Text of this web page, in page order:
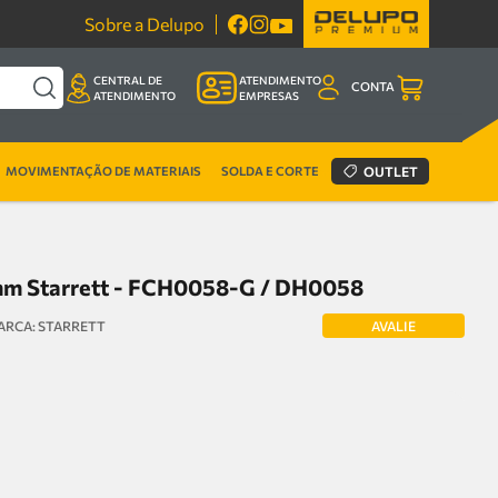
Sobre a Delupo
CENTRAL DE
ATENDIMENTO
ATENDIMENTO
EMPRESAS
CONTA
MOVIMENTAÇÃO DE MATERIAIS SOLDA E CORTE OUTLET
Starrett - FCH0058-G / DH0058
STARRETT AVALIE